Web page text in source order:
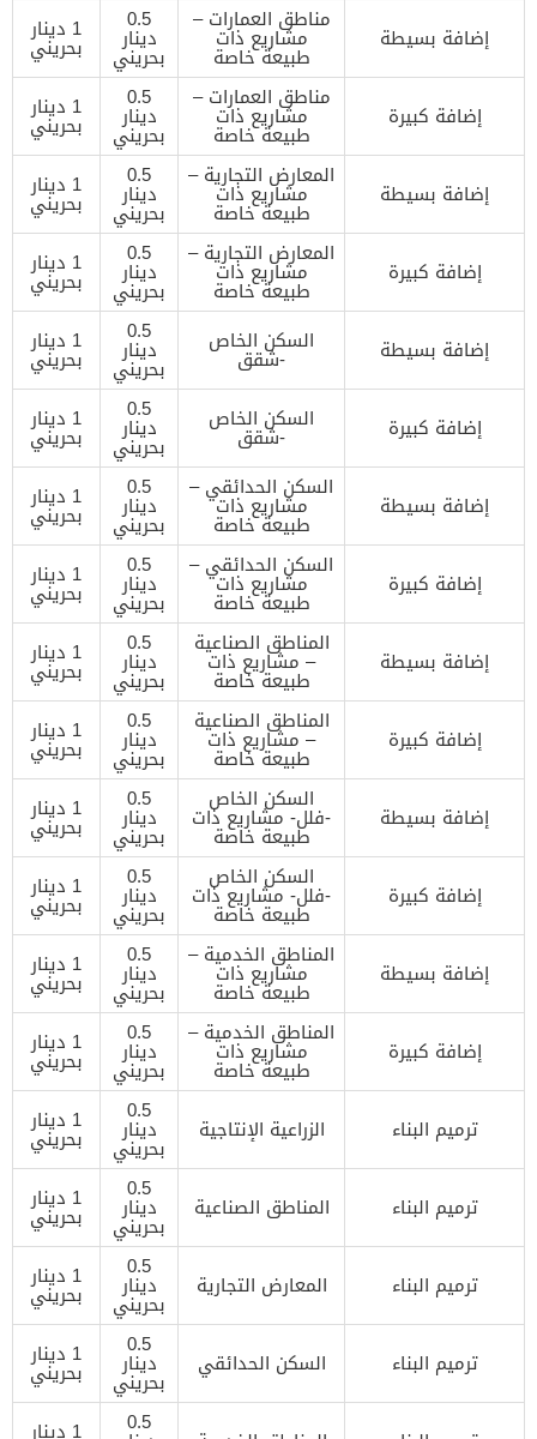
إضافة بسيطة
مناطق العمارات –
مشاريع ذات
طبيعة خاصة
0.5
دينار
بحريني
1 دينار
بحريني
إضافة كبيرة
مناطق العمارات –
مشاريع ذات
طبيعة خاصة
0.5
دينار
بحريني
1 دينار
بحريني
إضافة بسيطة
المعارض التجارية –
مشاريع ذات
طبيعة خاصة
0.5
دينار
بحريني
1 دينار
بحريني
إضافة كبيرة
المعارض التجارية –
مشاريع ذات
طبيعة خاصة
0.5
دينار
بحريني
1 دينار
بحريني
إضافة بسيطة السكن الخاص
-شقق
0.5
دينار
بحريني
1 دينار
بحريني
إضافة كبيرة السكن الخاص
-شقق
0.5
دينار
بحريني
1 دينار
بحريني
إضافة بسيطة
السكن الحدائقي –
مشاريع ذات
طبيعة خاصة
0.5
دينار
بحريني
1 دينار
بحريني
إضافة كبيرة
السكن الحدائقي –
مشاريع ذات
طبيعة خاصة
0.5
دينار
بحريني
1 دينار
بحريني
إضافة بسيطة
المناطق الصناعية
– مشاريع ذات
طبيعة خاصة
0.5
دينار
بحريني
1 دينار
بحريني
إضافة كبيرة
المناطق الصناعية
– مشاريع ذات
طبيعة خاصة
0.5
دينار
بحريني
1 دينار
بحريني
إضافة بسيطة
السكن الخاص
-فلل- مشاريع ذات
طبيعة خاصة
0.5
دينار
بحريني
1 دينار
بحريني
إضافة كبيرة
السكن الخاص
-فلل- مشاريع ذات
طبيعة خاصة
0.5
دينار
بحريني
1 دينار
بحريني
إضافة بسيطة
المناطق الخدمية –
مشاريع ذات
طبيعة خاصة
0.5
دينار
بحريني
1 دينار
بحريني
إضافة كبيرة
المناطق الخدمية –
مشاريع ذات
طبيعة خاصة
0.5
دينار
بحريني
1 دينار
بحريني
ترميم البناء الزراعية الإنتاجية
0.5
دينار
بحريني
1 دينار
بحريني
ترميم البناء المناطق الصناعية
0.5
دينار
بحريني
1 دينار
بحريني
ترميم البناء المعارض التجارية
0.5
دينار
بحريني
1 دينار
بحريني
ترميم البناء السكن الحدائقي
0.5
دينار
بحريني
1 دينار
بحريني
0.5 1 دينار